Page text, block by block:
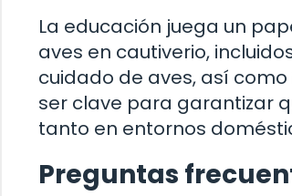
La educación juega un
aves en cautiverio,
cuidado de aves, así
ser clave para garantizar
tanto en entornos
Preguntas